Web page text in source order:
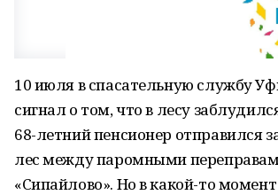
10 июля в спасательную службу
сигнал о том, что в лесу
68-летний пенсионер отправился
лес между паромными
«Сипайлово». Но в какой-то